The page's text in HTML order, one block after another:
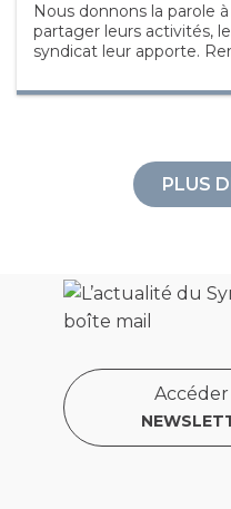
Nous donnons la parole
partager leurs activités,
syndicat leur apporte.
PLUS